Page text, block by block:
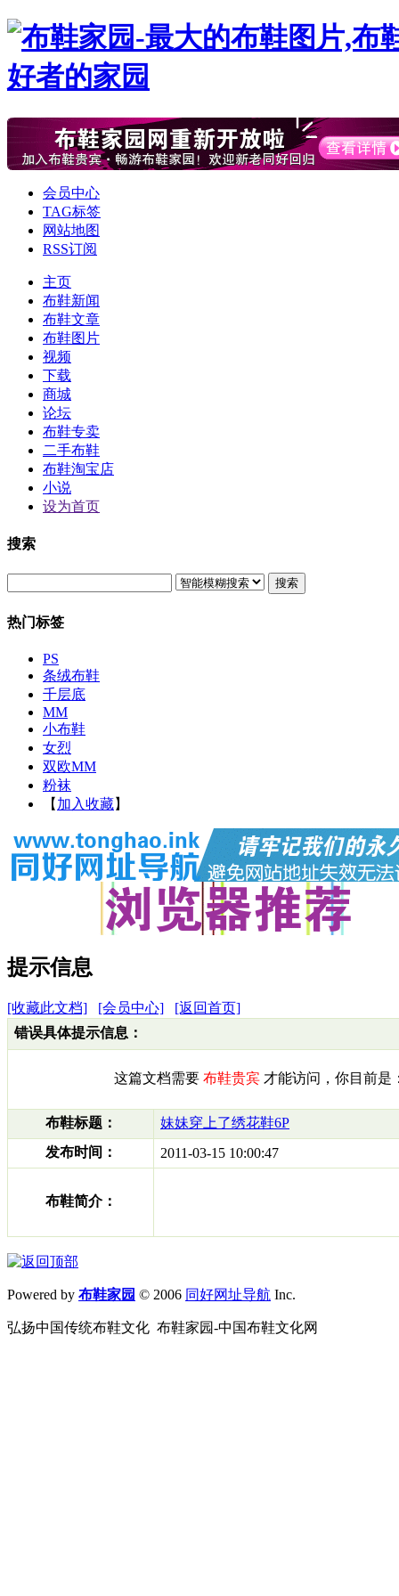
会员中心
TAG标签
网站地图
RSS订阅
主页
布鞋新闻
布鞋文章
布鞋图片
视频
下载
商城
论坛
布鞋专卖
二手布鞋
布鞋淘宝店
小说
设为首页
搜索
搜索
热门标签
PS
条绒布鞋
千层底
MM
小布鞋
女烈
双欧MM
粉袜
【 加入收藏】
提示信息
[收藏此文档] [会员中心]
[返回首页]
错误具体提示信息：
这篇文档需要 布鞋贵宾 才能访问，你目前是
布鞋标题：
妹妹穿上了绣花鞋6P
发布时间：
2011-03-15 10:00:47
布鞋简介：
Powered by 布鞋家园 © 2006 同好网址导航 Inc.
弘扬中国传统布鞋文化 布鞋家园-中国布鞋文化网